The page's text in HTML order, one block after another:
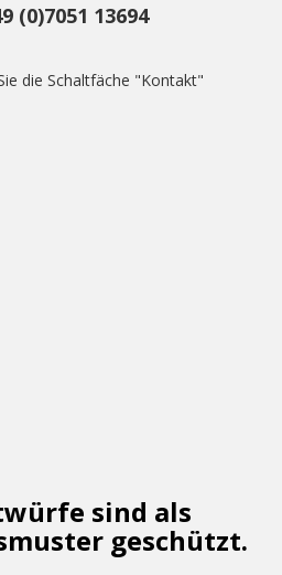
(0)7051 13694
die Schaltfäche "Kontakt"
sind als
geschützt.